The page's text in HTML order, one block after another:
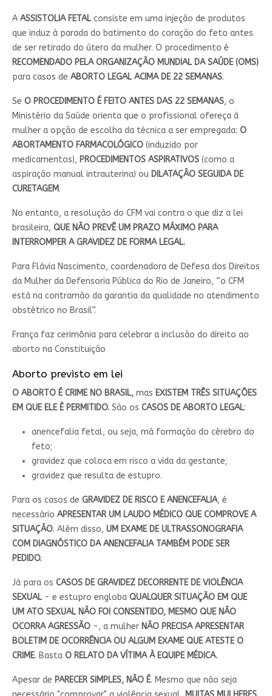
A ASSISTOLIA FETALconsiste em uma injeção de produtos
que induz à parada do batimento do coração do feto antes
de ser retirado do útero da mulher. O procedimento é
RECOMENDADO PELA ORGANIZAÇÃO MUNDIAL DA SAÚDE (OMS)
para casos de ABORTO LEGAL ACIMA DE 22 SEMANAS.
Se O PROCEDIMENTO É FEITO ANTES DAS 22 SEMANAS, o
Ministério da Saúde orienta que o profissional ofereça à
mulher a opção de escolha da técnica a ser empregada: O
ABORTAMENTO FARMACOLÓGICO(induzido por
medicamentos), PROCEDIMENTOS ASPIRATIVOS(como a
aspiração manual intrauterina) ou DILATAÇÃO SEGUIDA DE
CURETAGEM.
No entanto, a resolução do CFM vai contra o que diz a lei
brasileira, QUE NÃO PREVÊ UM PRAZO MÁXIMO PARA
INTERROMPER A GRAVIDEZ DE FORMA LEGAL.
Para Flávia Nascimento, coordenadora de Defesa dos Direitos
da Mulher da Defensoria Pública do Rio de Janeiro, “o CFM
está na contramão da garantia da qualidade no atendimento
obstétrico no Brasil”.
França faz cerimônia para celebrar a inclusão do direito ao
aborto na Constituição
Aborto previsto em lei
O ABORTO É CRIME NO BRASIL, mas EXISTEM TRÊS SITUAÇÕES
EM QUE ELE É PERMITIDO. São os CASOS DE ABORTO LEGAL:
anencefalia fetal, ou seja, má formação do cérebro do
feto;
gravidez que coloca em risco a vida da gestante;
gravidez que resulta de estupro.
Para os casos de GRAVIDEZ DE RISCO E ANENCEFALIA, é
necessário APRESENTAR UM LAUDO MÉDICO QUE COMPROVE A
SITUAÇÃO. Além disso, UM EXAME DE ULTRASSONOGRAFIA
COM DIAGNÓSTICO DA ANENCEFALIA TAMBÉM PODE SER
PEDIDO.
Já para os CASOS DE GRAVIDEZ DECORRENTE DE VIOLÊNCIA
SEXUAL- e estupro engloba QUALQUER SITUAÇÃO EM QUE
UM ATO SEXUAL NÃO FOI CONSENTIDO, MESMO QUE NÃO
OCORRA AGRESSÃO-, a mulher NÃO PRECISA APRESENTAR
BOLETIM DE OCORRÊNCIA OU ALGUM EXAME QUE ATESTE O
CRIME. Basta O RELATO DA VÍTIMA À EQUIPE MÉDICA.
Apesar de PARECER SIMPLES, NÃO É. Mesmo que não seja